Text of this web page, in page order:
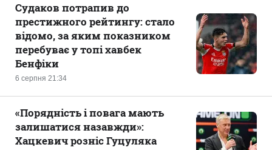
6 серпня 21:34
Судаков потрапив до
престижного рейтингу: стало
відомо, за яким показником
перебуває у топі хавбек
Бенфіки
«Порядність і повага мають
залишатися назавжди»:
Хацкевич розніс Гуцуляка